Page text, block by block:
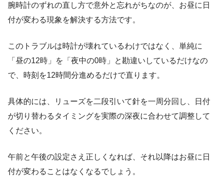
腕時計のずれの直し方で意外と忘れがちなのが、お昼に日
付が変わる現象を解決する方法です。
このトラブルは時計が壊れているわけではなく、単純に
「昼の12時」を「夜中の0時」と勘違いしているだけなの
で、時刻を12時間分進めるだけで直ります。
具体的には、リューズを二段引いて針を一周分回し、日付
が切り替わるタイミングを実際の深夜に合わせて調整して
ください。
午前と午後の設定さえ正しくなれば、それ以降はお昼に日
付が変わることはなくなるでしょう。